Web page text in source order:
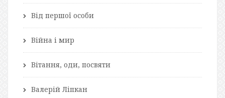
Від першої особи
Війна і мир
Вітання, оди, посвяти
Валерій Ліпкан